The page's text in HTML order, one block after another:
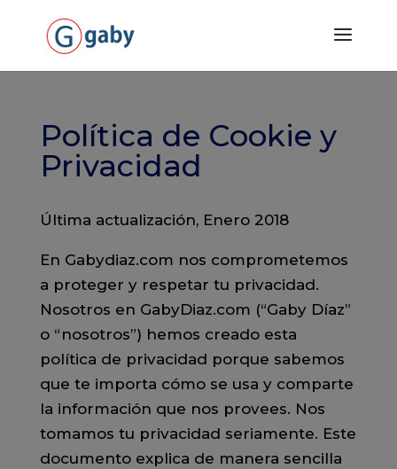
Política de Cookie y
Privacidad
Última actualización, Enero 2018
En Gabydiaz.com nos comprometemos
a proteger y respetar tu privacidad.
Nosotros en GabyDiaz.com (“Gaby Díaz”
o “nosotros”) hemos creado esta
política de privacidad porque sabemos
que te importa cómo se usa y comparte
la información que nos provees. Nos
tomamos tu privacidad seriamente. Este
documento explica de manera sencilla